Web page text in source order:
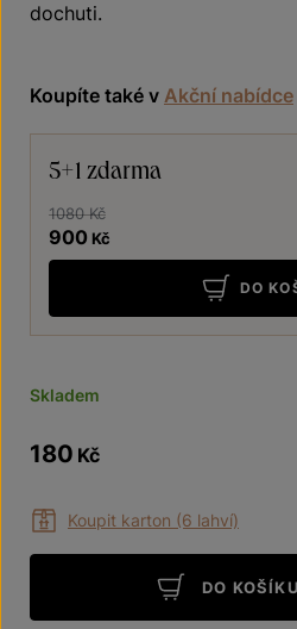
dochuti.
Koupíte také v Akční nabídce
5+1 zdarma
1080 Kč
900 Kč
DO
Skladem
180 Kč
Koupit karton (6 lahví)
DO KOŠÍKU